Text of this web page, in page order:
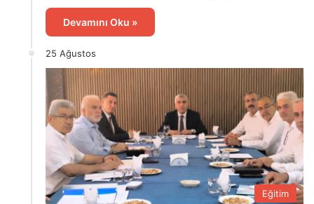
Devamını Oku »
25 Ağustos
Eğitim